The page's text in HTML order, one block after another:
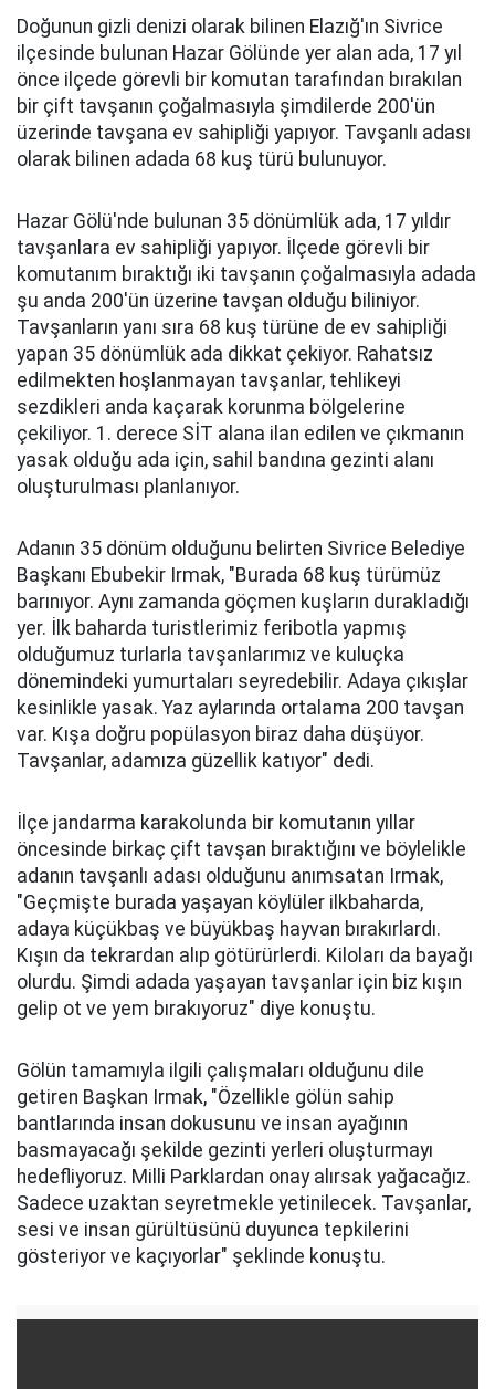
Doğunun gizli denizi olarak bilinen Elazığ'ın Sivrice
ilçesinde bulunan Hazar Gölünde yer alan ada, 17 yıl
önce ilçede görevli bir komutan tarafından bırakılan
bir çift tavşanın çoğalmasıyla şimdilerde 200'ün
üzerinde tavşana ev sahipliği yapıyor. Tavşanlı adası
olarak bilinen adada 68 kuş türü bulunuyor.
Hazar Gölü'nde bulunan 35 dönümlük ada, 17 yıldır
tavşanlara ev sahipliği yapıyor. İlçede görevli bir
komutanım bıraktığı iki tavşanın çoğalmasıyla adada
şu anda 200'ün üzerine tavşan olduğu biliniyor.
Tavşanların yanı sıra 68 kuş türüne de ev sahipliği
yapan 35 dönümlük ada dikkat çekiyor. Rahatsız
edilmekten hoşlanmayan tavşanlar, tehlikeyi
sezdikleri anda kaçarak korunma bölgelerine
çekiliyor. 1. derece SİT alana ilan edilen ve çıkmanın
yasak olduğu ada için, sahil bandına gezinti alanı
oluşturulması planlanıyor.
Adanın 35 dönüm olduğunu belirten Sivrice Belediye
Başkanı Ebubekir Irmak, "Burada 68 kuş türümüz
barınıyor. Aynı zamanda göçmen kuşların durakladığı
yer. İlk baharda turistlerimiz feribotla yapmış
olduğumuz turlarla tavşanlarımız ve kuluçka
dönemindeki yumurtaları seyredebilir. Adaya çıkışlar
kesinlikle yasak. Yaz aylarında ortalama 200 tavşan
var. Kışa doğru popülasyon biraz daha düşüyor.
Tavşanlar, adamıza güzellik katıyor" dedi.
İlçe jandarma karakolunda bir komutanın yıllar
öncesinde birkaç çift tavşan bıraktığını ve böylelikle
adanın tavşanlı adası olduğunu anımsatan Irmak,
"Geçmişte burada yaşayan köylüler ilkbaharda,
adaya küçükbaş ve büyükbaş hayvan bırakırlardı.
Kışın da tekrardan alıp götürürlerdi. Kiloları da bayağı
olurdu. Şimdi adada yaşayan tavşanlar için biz kışın
gelip ot ve yem bırakıyoruz" diye konuştu.
Gölün tamamıyla ilgili çalışmaları olduğunu dile
getiren Başkan Irmak, "Özellikle gölün sahip
bantlarında insan dokusunu ve insan ayağının
basmayacağı şekilde gezinti yerleri oluşturmayı
hedefliyoruz. Milli Parklardan onay alırsak yağacağız.
Sadece uzaktan seyretmekle yetinilecek. Tavşanlar,
sesi ve insan gürültüsünü duyunca tepkilerini
gösteriyor ve kaçıyorlar" şeklinde konuştu.